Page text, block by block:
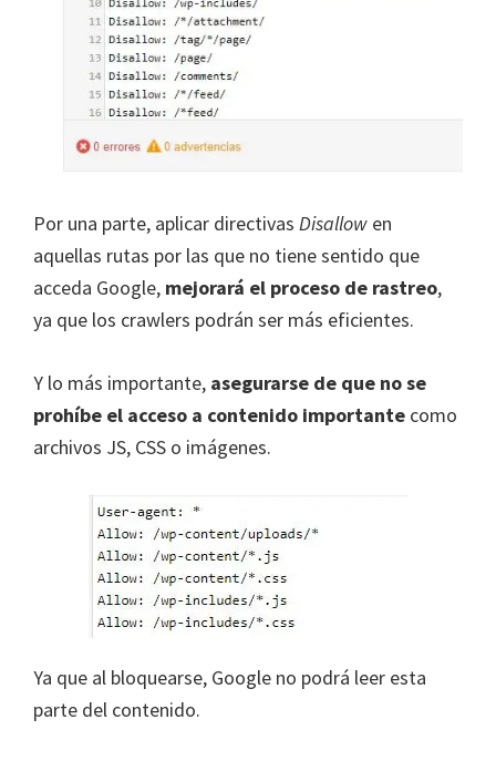
Por una parte, aplicar directivas Disallow en
aquellas rutas por las que no tiene sentido que
acceda Google, mejorará el proceso de rastreo,
ya que los crawlers podrán ser más eficientes.
Y lo más importante, asegurarse de que no se
prohíbe el acceso a contenido importante como
archivos JS, CSS o imágenes.
Ya que al bloquearse, Google no podrá leer esta
parte del contenido.